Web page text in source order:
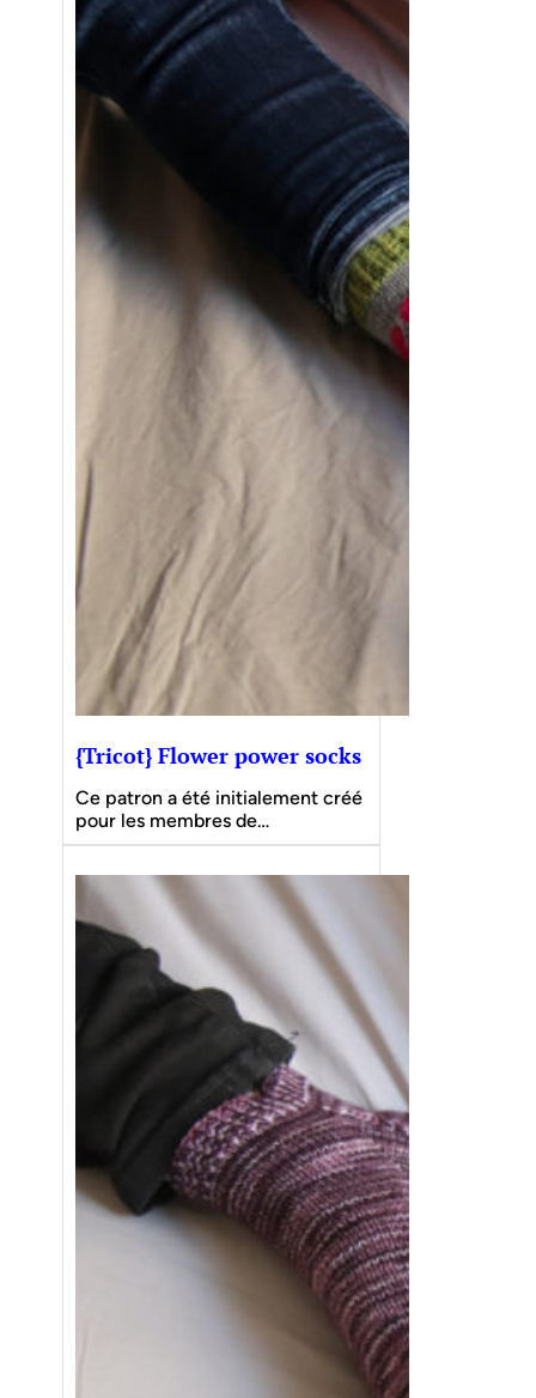
{Tricot} Flower power socks
Ce patron a été initialement créé
pour les membres de…